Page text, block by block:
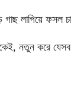
গাছ লাগিয়ে ফসল
নতুন করে